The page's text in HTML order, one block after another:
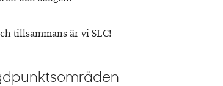
tillsammans är vi SLC!